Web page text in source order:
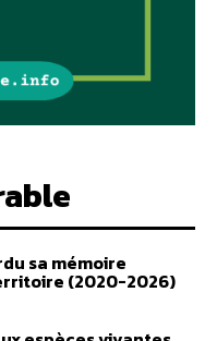
sa mémoire
(2020-2026)